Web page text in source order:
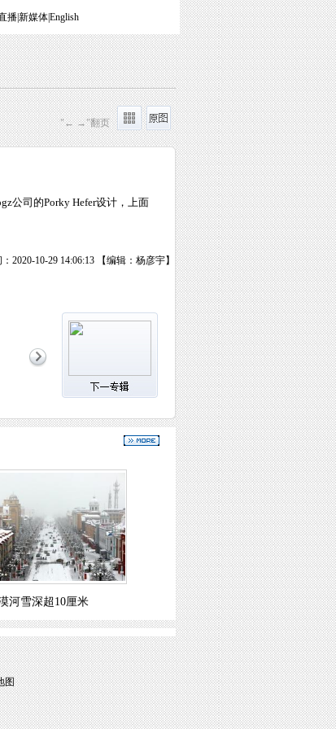
播|新媒体|English
"← →"翻页
公司的Porky Hefer设计，上面
2020-10-29 14:06:13 【编辑：杨彦宇】
河雪深超10厘米
图